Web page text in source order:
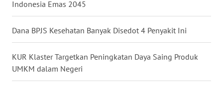
Indonesia Emas 2045
Dana BPJS Kesehatan Banyak Disedot 4 Penyakit Ini
KUR Klaster Targetkan Peningkatan Daya Saing Produk
UMKM dalam Negeri
BALI
WN
WN